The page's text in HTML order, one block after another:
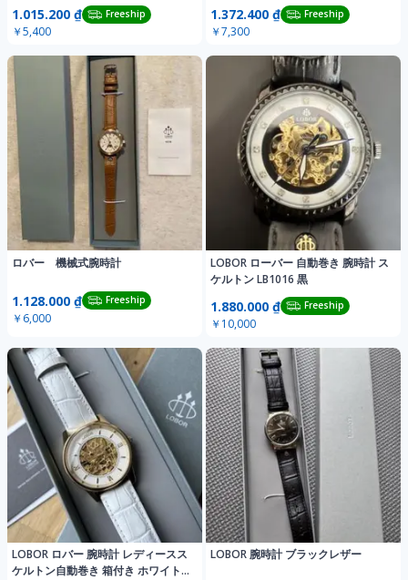
1.015.200 ₫ Freeship
￥5,400
1.372.400 ₫ Freeship
￥7,300
ロバー 機械式腕時計
1.128.000 ₫ Freeship
￥6,000
LOBOR ローバー 自動巻き 腕時計 ス
ケルトン LB1016 黒
1.880.000 ₫ Freeship
￥10,000
LOBOR ロバー 腕時計 レディースス
ケルトン自動巻き 箱付き ホワイト
LOBOR 腕時計 ブラックレザー